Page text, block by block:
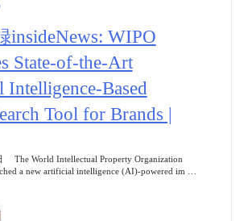
insideNews: WIPO
State-of-the-Art
Based
Tool for Brands |
The World Intellectual Property Organization
a new artificial intelligence (AI)-powered im …